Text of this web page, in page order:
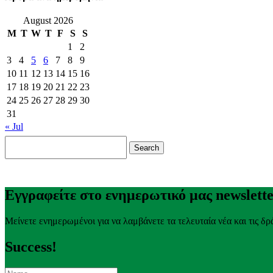
August 2026
M T W T F S
S
1
2
3
4 5 6 7 8
9
10 11 12 13 14 15 16
17 18 19 20 21 22 23
24 25 26 27 28 29 30
31
« Jul
Εγγραφείτε στο ενημερωτικό μας
Μείνετε ενημερωμένοι για να λαμβάνετε τα τελευταία νέα και τις
Success!